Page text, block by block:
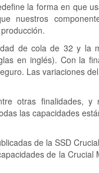
la forma en que
nuestros
de cola de 32 y la
en inglés). Con la
Las variaciones
otras finalidades, y
las capacidades
de la SSD
de la Crucial